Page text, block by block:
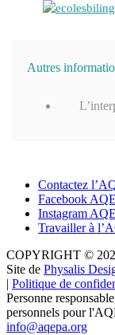
Autres
Contactez
Facebook
Instagram
Travailler à
COPYRIGHT ©
Site de Physalis
| Politique de
Personne
personnels pour
info@aqepa.org